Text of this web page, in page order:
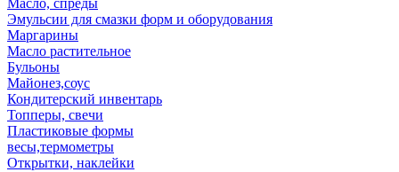
Масло, спреды
Эмульсии для смазки форм и оборудования
Маргарины
Масло растительное
Бульоны
Майонез,соус
Кондитерский инвентарь
Топперы, свечи
Пластиковые формы
весы,термометры
Открытки, наклейки